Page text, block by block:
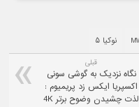
نوکیا ۵
قبلی
نگاه نزدیک به گوشی سونی
اکسپریا ایکس زد پریمیوم :
لذت چشیدن وضوح برتر 4K